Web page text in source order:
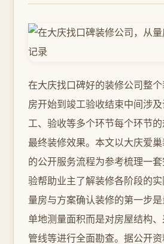
在大庆找口碑好的装修公司整
房开始到竣工验收结束中间涉
工、验收等多个环节每个环节
最终装修效果。本文以大庆爱
的公开服务流程为参考梳理一
验帮助业主了解装修各阶段的
量房与方案确认装修的第一步
单地测量面积而是对房屋结构
管线等进行全面勘查。据公开